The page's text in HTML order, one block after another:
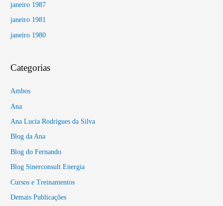
janeiro 1987
janeiro 1981
janeiro 1980
Categorias
Ambos
Ana
Ana Lucia Rodrigues da Silva
Blog da Ana
Blog do Fernando
Blog Sinerconsult Energia
Cursos e Treinamentos
Demais Publicações